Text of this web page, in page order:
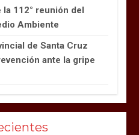
112° reunión del
Ambiente
de Santa Cruz
ante la gripe